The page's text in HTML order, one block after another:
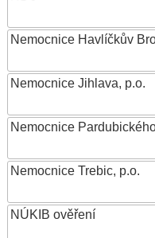
Nemocnice Havlíčkův
Nemocnice Jihlava, p.o.
Nemocnice
Nemocnice Trebic, p.o.
NÚKIB ověření